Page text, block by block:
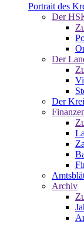
Portrait des
Der
Der
Der
Archiv